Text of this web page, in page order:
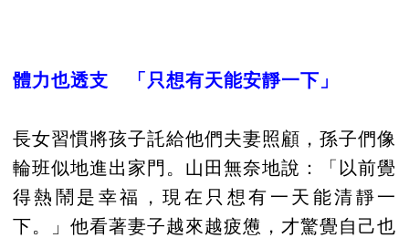
體力也透支 「只想有天能安靜一下」
長女習慣將孩子託給他們夫妻照顧，孫子們像
輪班似地進出家門。山田無奈地說：「以前覺
得熱鬧是幸福，現在只想有一天能清靜一
下。」他看著妻子越來越疲憊，才驚覺自己也